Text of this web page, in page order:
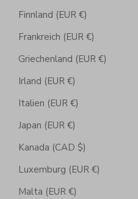
Finnland (EUR €)
Frankreich (EUR €)
Griechenland (EUR €)
Irland (EUR €)
Italien (EUR €)
Japan (EUR €)
Kanada (CAD $)
Luxemburg (EUR €)
Malta (EUR €)